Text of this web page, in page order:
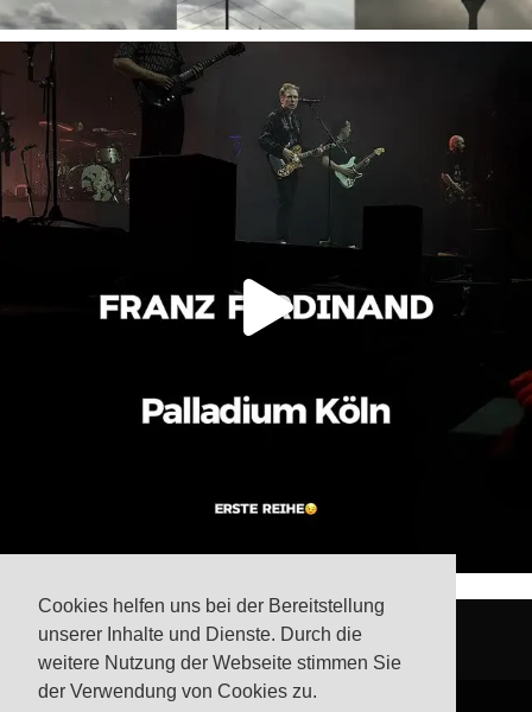
Cookies helfen uns bei der Bereitstellung
unserer Inhalte und Dienste. Durch die
weitere Nutzung der Webseite stimmen Sie
der Verwendung von Cookies zu.